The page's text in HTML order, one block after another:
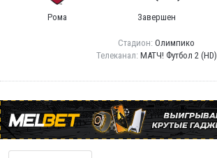
Рома Завершен
Стадион: Олимпико
Телеканал: МАТЧ! Футбол 2 (HD)